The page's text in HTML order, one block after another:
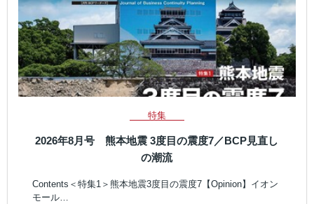
特集
2026年8月号 熊本地震 3度目の震度7／BCP見直し
の潮流
Contents＜特集1＞熊本地震3度目の震度7【Opinion】イオン
モール…